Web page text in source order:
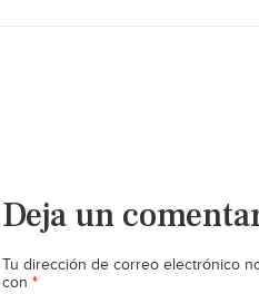
Deja un
Tu dirección de correo electrónico
con *